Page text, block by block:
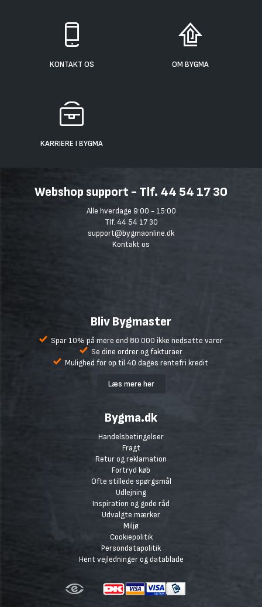
KONTAKT OS OM BYGMA
KARRIERE I BYGMA
Webshop support - Tlf. 44 54 17 30
Alle hverdage 9:00 - 15:00
Tlf. 44 54 17 30
support@bygmaonline.dk
Kontakt os
Bliv Bygmaster
Spar 10% på mere end 80.000 ikke nedsatte varer
Se dine ordrer og fakturaer
Mulighed for op til 40 dages rentefri kredit
Læs mere her
Bygma.dk
Handelsbetingelser
Fragt
Retur og reklamation
Fortryd køb
Ofte stillede spørgsmål
Udlejning
Inspiration og gode råd
Udvalgte mærker
Miljø
Cookiepolitik
Persondatapolitik
Hent vejledninger og datablade